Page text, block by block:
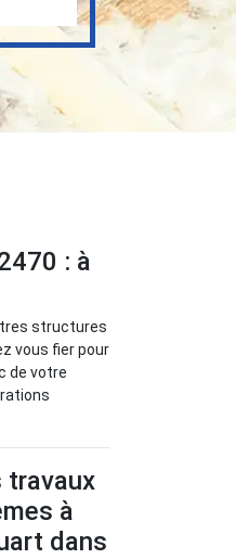
: à
structures
vous fier pour
de votre
travaux
à
dans